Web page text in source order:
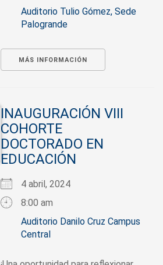
Auditorio Tulio Gómez, Sede
Palogrande
MÁS INFORMACIÓN
INAUGURACIÓN VIII
COHORTE
DOCTORADO EN
EDUCACIÓN
4 abril, 2024
8:00 am
Auditorio Danilo Cruz Campus
Central